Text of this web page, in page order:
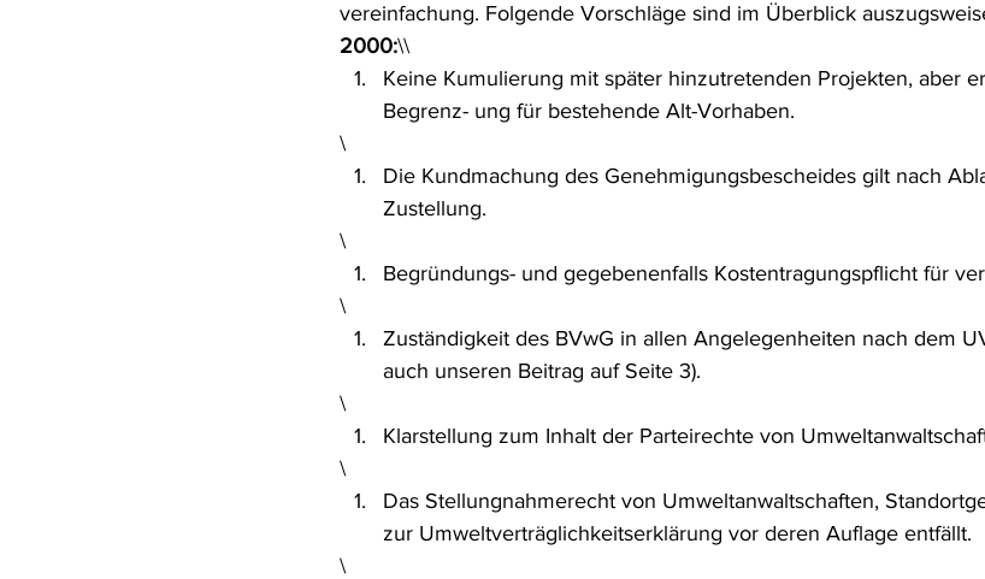
Wasserrecht
vereinfachung. Folgende Vorschläge sind im Überblick
2000:\\
Keine Kumulierung mit später hinzutretenden Projekten, aber
Begrenz- ung für bestehende Alt-Vorhaben.
\
Die Kundmachung des Genehmigungsbescheides gilt nach
Zustellung.
\
Begründungs- und gegebenenfalls Kostentragungspflicht für
\
Zuständigkeit des BVwG in allen Angelegenheiten nach dem
auch unseren Beitrag auf Seite 3).
\
Klarstellung zum Inhalt der Parteirechte von
\
Das Stellungnahmerecht von Umweltanwaltschaften,
zur Umweltverträglichkeitserklärung vor deren Auflage entfällt.
\